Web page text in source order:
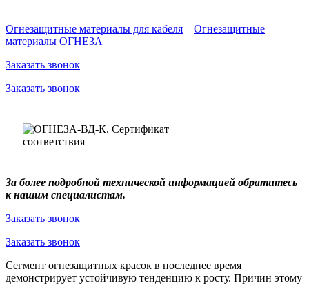
Огнезащитные материалы для кабеля
Огнезащитные
материалы ОГНЕЗА
Заказать звонок
Заказать звонок
За более подробной технической информацией обратитесь
к нашим специалистам.
Заказать звонок
Заказать звонок
Сегмент огнезащитных красок в последнее время
демонстрирует устойчивую тенденцию к росту. Причин этому